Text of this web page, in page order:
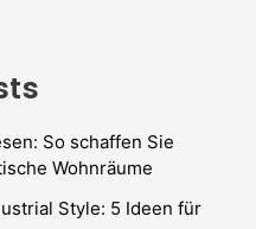
So schaffen Sie
Wohnräume
Style: 5 Ideen für